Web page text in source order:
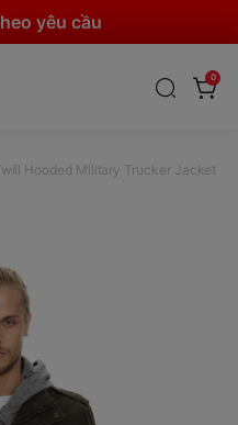
yêu cầu
0
Hooded Military Trucker Jacket